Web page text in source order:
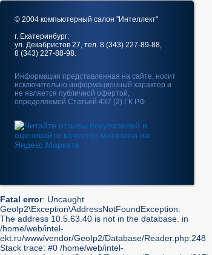
© 2004 компьютерный салон "Интеллект"
г. Екатеринбург:
ул. Декабристов 27, тел. 8 (343) 227-89-88,
8 (343) 227-88-98.
Информация представленная на сайте, носит
исключительно информационный характер и
не является публичной офертой,
определяемой Статьей 437 (2) ГК РФ
Fatal error: Uncaught
GeoIp2\Exception\AddressNotFoundException:
The address 10.5.63.40 is not in the database. in
/home/web/intel-
ekt.ru/www/vendor/GeoIp2/Database/Reader.php:248
Stack trace: #0 /home/web/intel-